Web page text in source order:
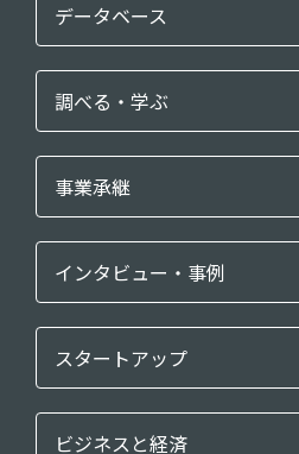
データベース
調べる・学ぶ
事業承継
インタビュー・事例
スタートアップ
ビジネスと経済